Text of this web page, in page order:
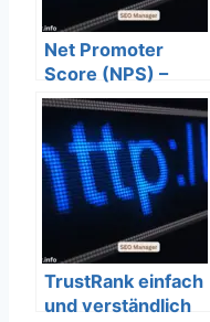
Net Promoter
Score (NPS) –
Definition,
Messung, Pro &
Cons einfach und
verständlich
erklärt – SEO
Bedeutung
TrustRank einfach
und verständlich